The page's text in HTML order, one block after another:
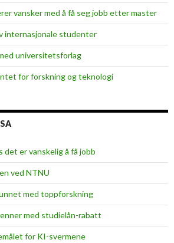
vansker med å få seg jobb etter master
internasjonale studenter
universitetsforlag
for forskning og teknologi
det er vanskelig å få jobb
ved NTNU
med toppforskning
med studielån-rabatt
for KI-svermene